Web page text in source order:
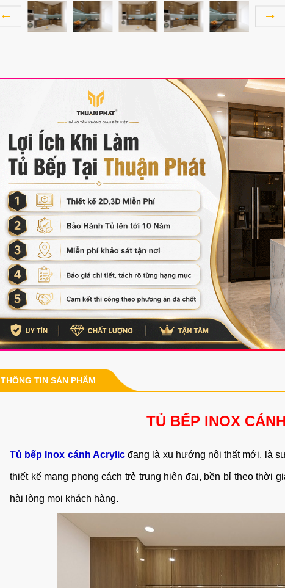
THÔNG TIN SẢN PHẨM
TỦ BẾP INOX
Tủ bếp Inox cánh Acrylic đang là xu hướng nội thất mới, là
thiết kế mang phong cách trẻ trung hiện đại, bền bỉ theo thời
hài lòng mọi khách hàng.